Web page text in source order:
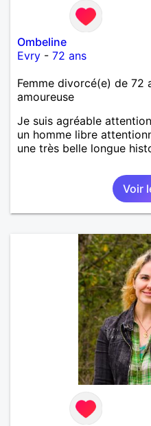
Ombeline
Evry - 72 ans
Femme divorcé(e) de 72
amoureuse
Je suis agréable
un homme libre
une très belle longue
Voir